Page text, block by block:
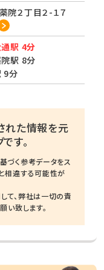
院２丁目２-１７
駅 4分
駅 8分
9分
れた情報を元
す。
づく参考データをス
相違する可能性が
て、弊社は一切の責
い致します。